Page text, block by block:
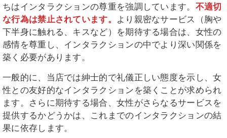
ちはインタラクションの尊重を強調しています。 不適切
な行為は禁止されています。 より親密なサービス（胸や
下半身に触れる、キスなど）を期待する場合は、女性の
感情を尊重し、インタラクションの中でより深い関係を
築く必要があります。
一般的に、当店では紳士的で礼儀正しい態度を示し、女
性との友好的なインタラクションを築くことが求められ
ます。さらに期待する場合、女性がさらなるサービスを
提供するかどうかは、これまでのインタラクションの結
果に依存します。